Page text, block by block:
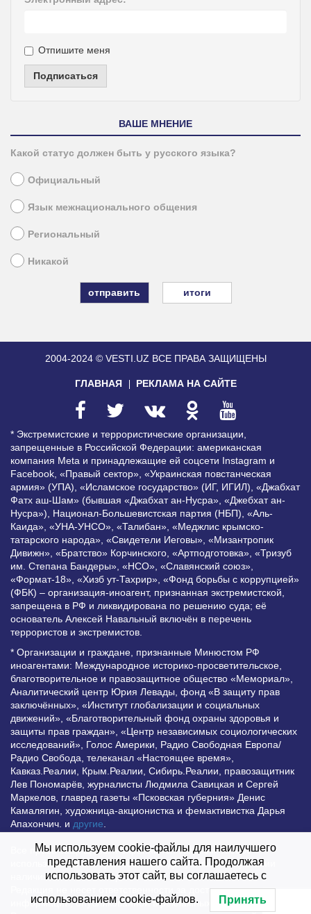
Отпишите меня
Подписаться
ВАШЕ МНЕНИЕ
Какой статус должен быть у русского языка?
Официальный
Язык межнационального общения
Региональный
Никакой
итоги
2004-2024 © VESTI.UZ ВСЕ ПРАВА ЗАЩИЩЕНЫ
ГЛАВНАЯ РЕКЛАМА НА САЙТЕ
* Экстремистские и террористические организации,
запрещенные в Российской Федерации: американская
компания Meta и принадлежащие ей соцсети Instagram и
Facebook, «Правый сектор», «Украинская повстанческая
армия» (УПА), «Исламское государство» (ИГ, ИГИЛ), «Джабхат
Фатх аш-Шам» (бывшая «Джабхат ан-Нусра», «Джебхат ан-
Нусра»), Национал-Большевистская партия (НБП), «Аль-
Каида», «УНА-УНСО», «Талибан», «Меджлис крымско-
татарского народа», «Свидетели Иеговы», «Мизантропик
Дивижн», «Братство» Корчинского, «Артподготовка», «Тризуб
им. Степана Бандеры», «НСО», «Славянский союз»,
«Формат-18», «Хизб ут-Тахрир», «Фонд борьбы с коррупцией»
(ФБК) – организация-иноагент, признанная экстремистской,
запрещена в РФ и ликвидирована по решению суда; её
основатель Алексей Навальный включён в перечень
террористов и экстремистов.
* Организации и граждане, признанные Минюстом РФ
иноагентами: Международное историко-просветительское,
благотворительное и правозащитное общество «Мемориал»,
Аналитический центр Юрия Левады, фонд «В защиту прав
заключённых», «Институт глобализации и социальных
движений», «Благотворительный фонд охраны здоровья и
защиты прав граждан», «Центр независимых социологических
исследований», Голос Америки, Радио Свободная Европа/
Радио Свобода, телеканал «Настоящее время»,
Кавказ.Реалии, Крым.Реалии, Сибирь.Реалии, правозащитник
Лев Пономарёв, журналисты Людмила Савицкая и Сергей
Маркелов, главред газеты «Псковская губерния» Денис
Камалягин, художница-акционистка и фемактивистка Дарья
Апахончич. и другие
Все права защищены и охраняются законом. Любое
использование материалов сайта допустимо при условии
наличия активной гиперссылки на Vesti.UZ.
Редакция не несет ответственности за достоверность
информации, опубликованной в рекламных объявлениях.
Мы используем cookie-файлы для наилучшего
представления нашего сайта. Продолжая
использовать этот сайт, вы соглашаетесь с
использованием cookie-файлов. Принять